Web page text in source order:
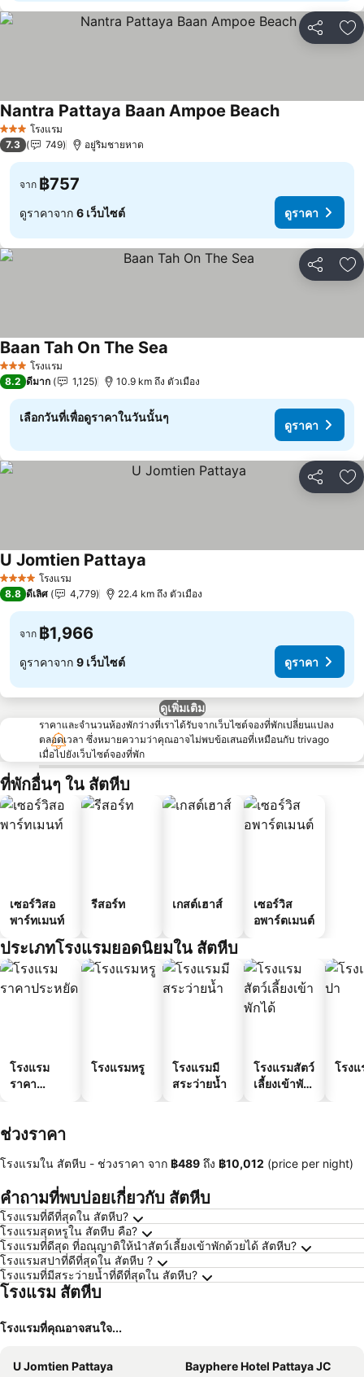
แชร์ เ
3 ดาว โรงแรม
Nantra Pattaya Baan Ampoe Beach
7.3 749 อยู่ริมชายหาด
จาก ฿757
ดูราคาจาก 6 เว็บไซต์ ดูราคา
แชร์ เ
3 ดาว โรงแรม
Baan Tah On The Sea
8.2 ดีมาก 1,125 10.9 km ถึง ตัวเมือง
เลือกวันที่เพื่อดูราคาในวันนั้นๆ
ดูราคา
แชร์ เ
4 ดาว โรงแรม
U Jomtien Pattaya
8.8 ดีเลิศ 4,779 22.4 km ถึง ตัวเมือง
จาก ฿1,966
ดูราคาจาก 9 เว็บไซต์ ดูราคา
ดูเพิ่มเติม
ราคาและจำนวนห้องพักว่างที่เราได้รับจากเว็บไซต์จองที่พักเปลี่ยนแปลง
ตลอดเวลา ซึ่งหมายความว่าคุณอาจไม่พบข้อเสนอที่เหมือนกับ trivago
เมื่อไปยังเว็บไซต์จองที่พัก
ที่พักอื่นๆ ใน สัตหีบ
เซอร์วิสอ
พาร์ทเมนท์
รีสอร์ท เกสต์เฮาส์
เซอร์วิส
อพาร์ตเมนต์
ประเภทโรงแรมยอดนิยมใน สัตหีบ
โรงแรม
ราคา
โรงแรมหรู
โรงแรมมี
สระว่ายน้ำ
โรงแรมสัตว์
เลี้ยงเข้าพัก
โรง
ช่วงราคา
โรงแรมใน สัตหีบ - ช่วงราคา จาก ‎฿489 ถึง ‎฿10,012 (price per night)
คำถามที่พบบ่อยเกี่ยวกับ สัตหีบ
โรงแรมที่ดีที่สุดใน สัตหีบ?
โรงแรมสุดหรูใน สัตหีบ คือ?
โรงแรมที่ดีสุด ที่อณุญาติให้นำสัตว์เลี้ยงเข้าพักด้วยได้ สัตหีบ?
โรงแรมสปาที่ดีที่สุดใน สัตหีบ ?
โรงแรมที่มีสระว่ายน้ำที่ดีที่สุดใน สัตหีบ?
โรงแรม สัตหีบ
โรงแรมที่คุณอาจสนใจ...
U Jomtien Pattaya
Bayphere Hotel Pattaya JC